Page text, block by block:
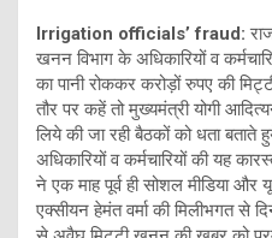
Irrigation officials’ fraud:
खनन विभाग के अधिकारियों व
का पानी रोककर करोड़ों रुपए की
तौर पर कहें तो मुख्यमंत्री योगी
लिये की जा रही बैठकों को धता
अधिकारियों व कर्मचारियों की यह
ने एक माह पूर्व ही सोशल मीडिया
एक्सीयन हेमंत वर्मा की मिलीभगत से